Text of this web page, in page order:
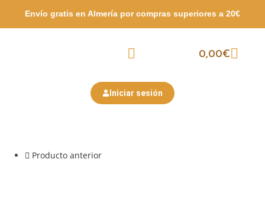
Envío gratis en Almería por compras superiores a 20€
0,00€
Iniciar sesión
Producto anterior